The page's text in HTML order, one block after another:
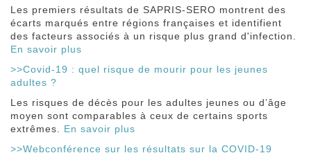
Les premiers résultats de SAPRIS-SERO montrent des
écarts marqués entre régions françaises et identifient
des facteurs associés à un risque plus grand d'infection.
En savoir plus
>>Covid-19 : quel risque de mourir pour les jeunes
adultes ?
Les risques de décès pour les adultes jeunes ou d’âge
moyen sont comparables à ceux de certains sports
extrêmes. En savoir plus
>>Webconférence sur les résultats sur la COVID-19